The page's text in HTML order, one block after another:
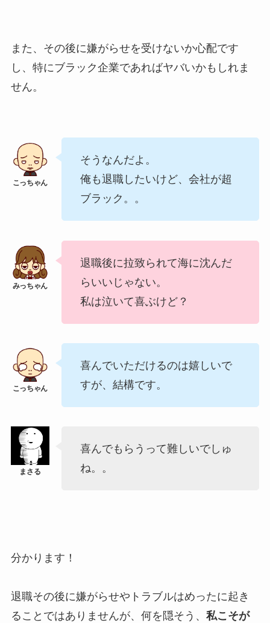
また、その後に嫌がらせを受けないか心配です
し、特にブラック企業であればヤバいかもしれま
せん。
そうなんだよ。
俺も退職したいけど、会社が超
ブラック。。
退職後に拉致られて海に沈んだ
らいいじゃない。
私は泣いて喜ぶけど？
喜んでいただけるのは嬉しいで
すが、結構です。
喜んでもらうって難しいでしゅ
ね。。
分かります！
退職その後に嫌がらせやトラブルはめったに起き
ることではありませんが、何を隠そう、 私こそが